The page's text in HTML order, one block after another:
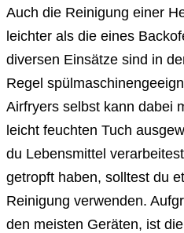
Auch die Reinigung einer
leichter als die eines
diversen Einsätze sind in
Regel
Airfryers selbst kann dabei
leicht feuchten Tuch
du Lebensmittel
getropft haben, solltest du
Reinigung verwenden.
den meisten Geräten, ist